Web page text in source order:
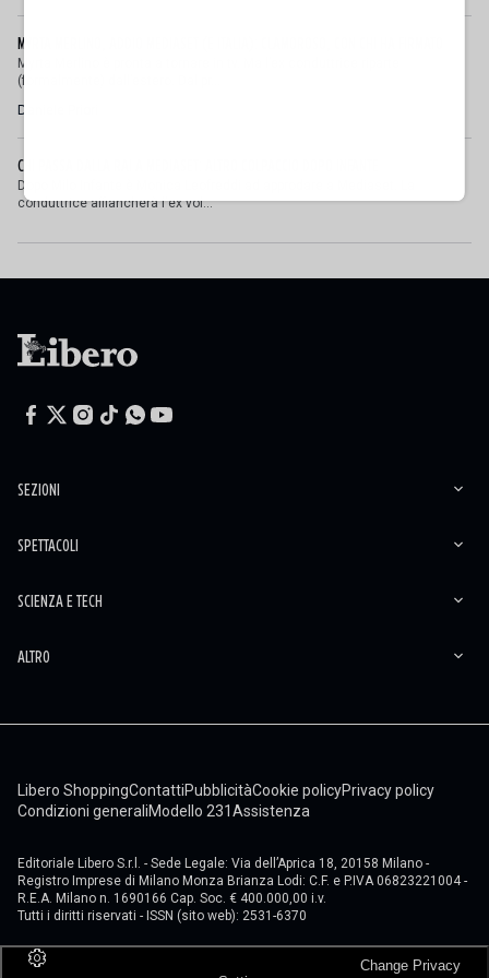
MYRTA MERLINO, ADDIO MEDIASET (E ITALIA): CLAMOROSO, CON CHI HA FIRMATO
Myrta Merlino è pronta a tornare in tv. Ma l’ex conduttrice riparte
(formalmente) dall’estero. Dal pr...
Daniele Priori
CHI PASSA DALLA RAI A MEDIASET: ALTRO COLPACCIO DOPO INFANTE
Dopo Milo Infante è Monica Leofreddi ad approdare a Mediaset. La
conduttrice affiancherà l'ex vol...
SEZIONI
SPETTACOLI
SCIENZA E TECH
ALTRO
Libero ShoppingContattiPubblicitàCookie policyPrivacy policy
Condizioni generaliModello 231Assistenza
Editoriale Libero S.r.l. - Sede Legale: Via dell’Aprica 18, 20158 Milano -
Registro Imprese di Milano Monza Brianza Lodi: C.F. e P.IVA 06823221004 -
R.E.A. Milano n. 1690166 Cap. Soc. € 400.000,00 i.v.
Tutti i diritti riservati - ISSN (sito web): 2531-6370